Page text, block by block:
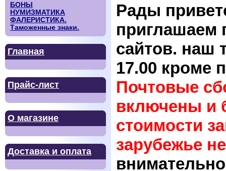
БОНЫ
НУМИЗМАТИКА
ФАЛЕРИСТИКА.
Таможенные знаки.
Главная
Прайс-лист
О магазине
Доставка и оплата
Рады
приглашаем
сайтов. наш
17.00 кроме
Почтовые
включены и
стоимости
зарубежье